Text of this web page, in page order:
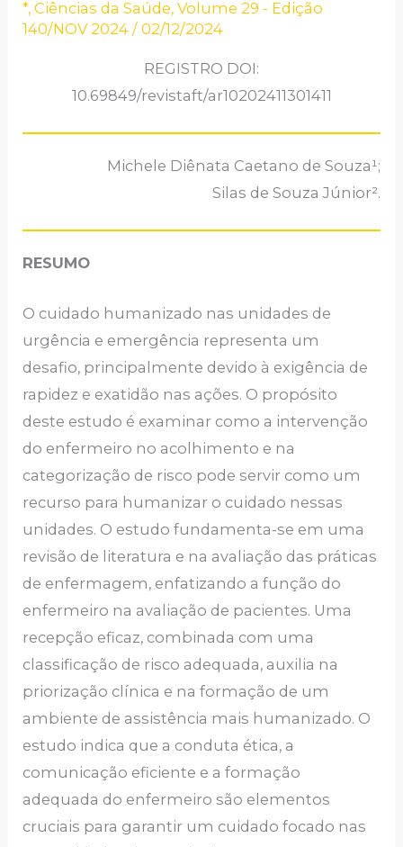
*,Ciências da Saúde,Volume 29 - Edição
140/NOV 2024 /02/12/2024
REGISTRO DOI:
10.69849/revistaft/ar10202411301411
Michele Diênata Caetano de Souza¹;
Silas de Souza Júnior².
RESUMO
O cuidado humanizado nas unidades de
urgência e emergência representa um
desafio, principalmente devido à exigência de
rapidez e exatidão nas ações. O propósito
deste estudo é examinar como a intervenção
do enfermeiro no acolhimento e na
categorização de risco pode servir como um
recurso para humanizar o cuidado nessas
unidades. O estudo fundamenta-se em uma
revisão de literatura e na avaliação das práticas
de enfermagem, enfatizando a função do
enfermeiro na avaliação de pacientes. Uma
recepção eficaz, combinada com uma
classificação de risco adequada, auxilia na
priorização clínica e na formação de um
ambiente de assistência mais humanizado. O
estudo indica que a conduta ética, a
comunicação eficiente e a formação
adequada do enfermeiro são elementos
cruciais para garantir um cuidado focado nas